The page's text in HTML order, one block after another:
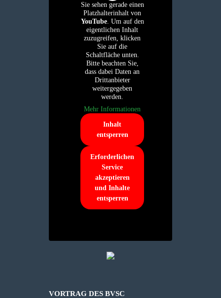
Sie sehen gerade einen
Platzhalterinhalt von
YouTube. Um auf den
eigentlichen Inhalt
zuzugreifen, klicken
Sie auf die
Schaltfläche unten.
Bitte beachten Sie,
dass dabei Daten an
Drittanbieter
weitergegeben
werden.
Mehr Informationen
Inhalt
entsperren
Erforderlichen
Service
akzeptieren
und Inhalte
entsperren
VORTRAG DES BVSC